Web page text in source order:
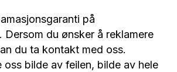
på
Dersom du ønsker å reklamere
du ta kontakt med oss.
oss bilde av feilen, bilde av hele